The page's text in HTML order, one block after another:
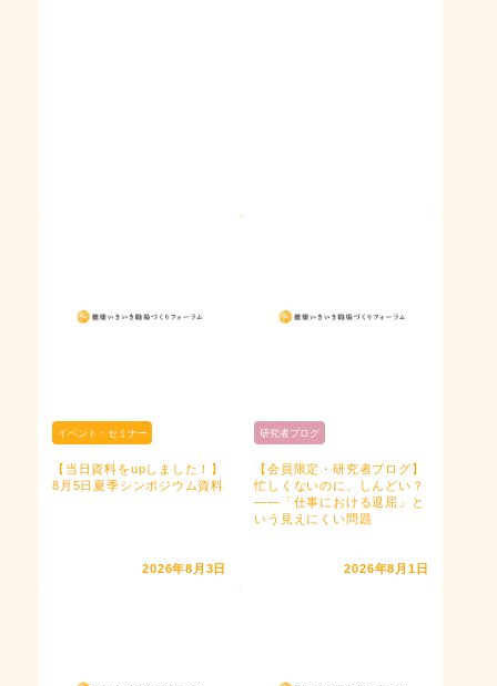
2026年8月4日
の方法論を産学で考え
2026年8月4日
イベント・セミナー
【当日資料をupしました！】
8月5日夏季シンポジウム資料
2026年8月3日
研究者ブログ
【会員限定・研究者ブログ】
忙しくないのに、しんどい？
――「仕事における退屈」と
いう見えにくい問題
2026年8月1日